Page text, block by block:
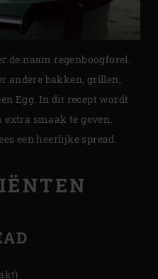
de naam regenboogforel.
andere bakken, grillen,
Egg. In dit recept wordt
smaak te geven.
een heerlijke spread.